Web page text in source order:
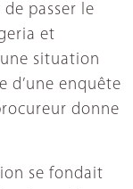
passer le
et
situation
d’une enquête
donne
se fondait